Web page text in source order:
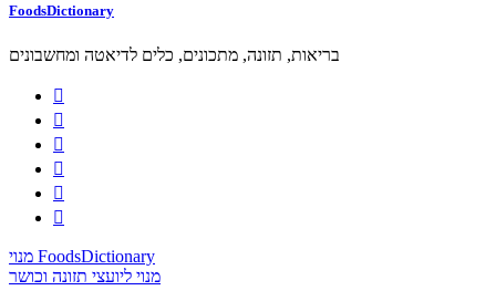
FoodsDictionary
בריאות, תזונה, מתכונים, כלים לדיאטה ומחשבונים






מנוי FoodsDictionary
מנוי ליועצי תזונה וכושר